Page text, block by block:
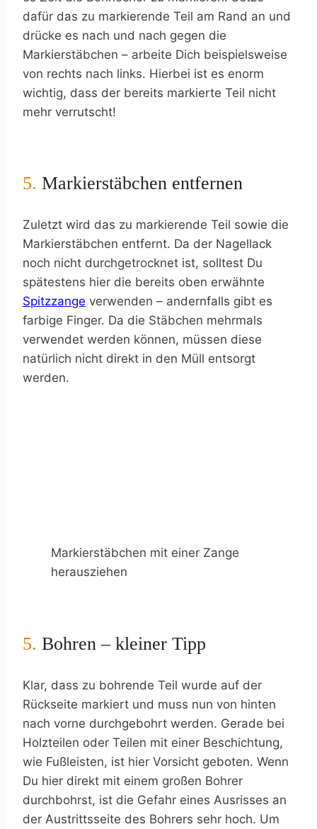
dafür das zu markierende Teil am Rand an und
drücke es nach und nach gegen die
Markierstäbchen – arbeite Dich beispielsweise
von rechts nach links. Hierbei ist es enorm
wichtig, dass der bereits markierte Teil nicht
mehr verrutscht!
5. Markierstäbchen entfernen
Zuletzt wird das zu markierende Teil sowie die
Markierstäbchen entfernt. Da der Nagellack
noch nicht durchgetrocknet ist, solltest Du
spätestens hier die bereits oben erwähnte
Spitzzange verwenden – andernfalls gibt es
farbige Finger. Da die Stäbchen mehrmals
verwendet werden können, müssen diese
natürlich nicht direkt in den Müll entsorgt
werden.
Markierstäbchen mit einer Zange
herausziehen
5. Bohren – kleiner Tipp
Klar, dass zu bohrende Teil wurde auf der
Rückseite markiert und muss nun von hinten
nach vorne durchgebohrt werden. Gerade bei
Holzteilen oder Teilen mit einer Beschichtung,
wie Fußleisten, ist hier Vorsicht geboten. Wenn
Du hier direkt mit einem großen Bohrer
durchbohrst, ist die Gefahr eines Ausrisses an
der Austrittsseite des Bohrers sehr hoch. Um